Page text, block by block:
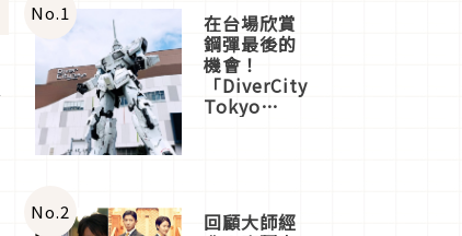
No.1 在台場欣賞
鋼彈最後的
機會！
「DiverCity
Tokyo
體驗
No.2 回顧大師經